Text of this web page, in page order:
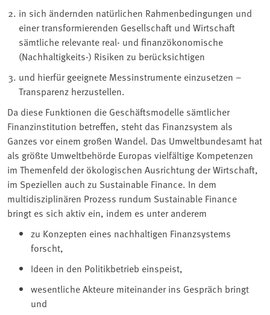
in sich ändernden natürlichen Rahmenbedingungen und
einer transformierenden Gesellschaft und Wirtschaft
sämtliche relevante real- und finanzökonomische
(Nachhaltigkeits-) Risiken zu berücksichtigen
und hierfür geeignete Messinstrumente einzusetzen –
Transparenz herzustellen.
Da diese Funktionen die Geschäftsmodelle sämtlicher
Finanzinstitution betreffen, steht das Finanzsystem als
Ganzes vor einem großen Wandel. Das Umweltbundesamt hat
als größte Umweltbehörde Europas vielfältige Kompetenzen
im Themenfeld der ökologischen Ausrichtung der Wirtschaft,
im Speziellen auch zu Sustainable Finance. In dem
multidisziplinären Prozess rundum Sustainable Finance
bringt es sich aktiv ein, indem es unter anderem
zu Konzepten eines nachhaltigen Finanzsystems
forscht,
Ideen in den Politikbetrieb einspeist,
wesentliche Akteure miteinander ins Gespräch bringt
und